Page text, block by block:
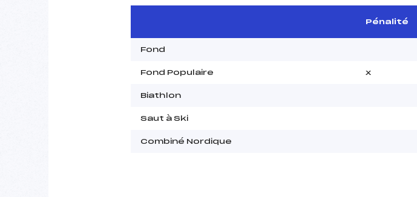
Pénalité
Fond
Fond Populaire x
Biathlon
Saut à Ski
Combiné Nordique